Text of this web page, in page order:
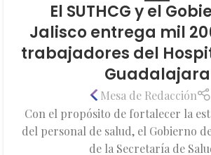
El SUTHCG y el
Jalisco entrega mil
trabajadores del
Guadalajara
Mesa de Redacción
Con el propósito de fortalecer la
del personal de salud, el Gobierno
de la Secretaría de